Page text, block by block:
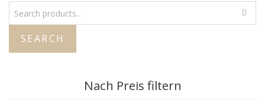
SEARCH
Nach Preis filtern